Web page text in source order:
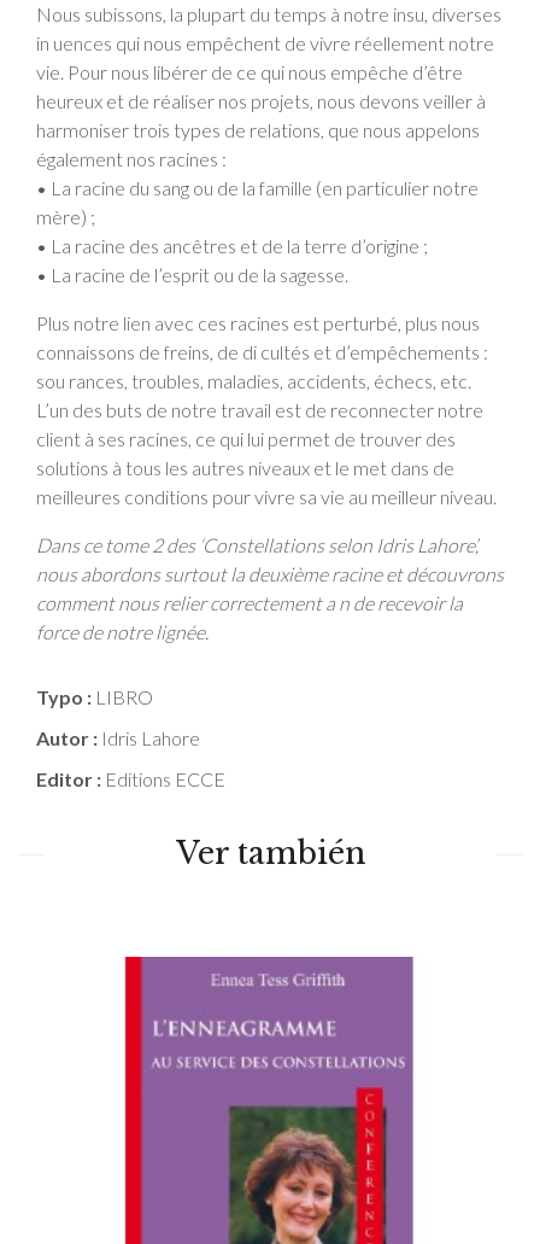
Nous subissons, la plupart du temps à notre insu, diverses
in uences qui nous empêchent de vivre réellement notre
vie. Pour nous libérer de ce qui nous empêche d’être
heureux et de réaliser nos projets, nous devons veiller à
harmoniser trois types de relations, que nous appelons
également nos racines :
• La racine du sang ou de la famille (en particulier notre
mère) ;
• La racine des ancêtres et de la terre d’origine ;
• La racine de l’esprit ou de la sagesse.
Plus notre lien avec ces racines est perturbé, plus nous
connaissons de freins, de di cultés et d’empêchements :
sou rances, troubles, maladies, accidents, échecs, etc.
L’un des buts de notre travail est de reconnecter notre
client à ses racines, ce qui lui permet de trouver des
solutions à tous les autres niveaux et le met dans de
meilleures conditions pour vivre sa vie au meilleur niveau.
Dans ce tome 2 des ‘Constellations selon Idris Lahore’,
nous abordons surtout la deuxième racine et découvrons
comment nous relier correctement a n de recevoir la
force de notre lignée.
Typo : LIBRO
Autor : Idris Lahore
Editor : Editions ECCE
Ver también